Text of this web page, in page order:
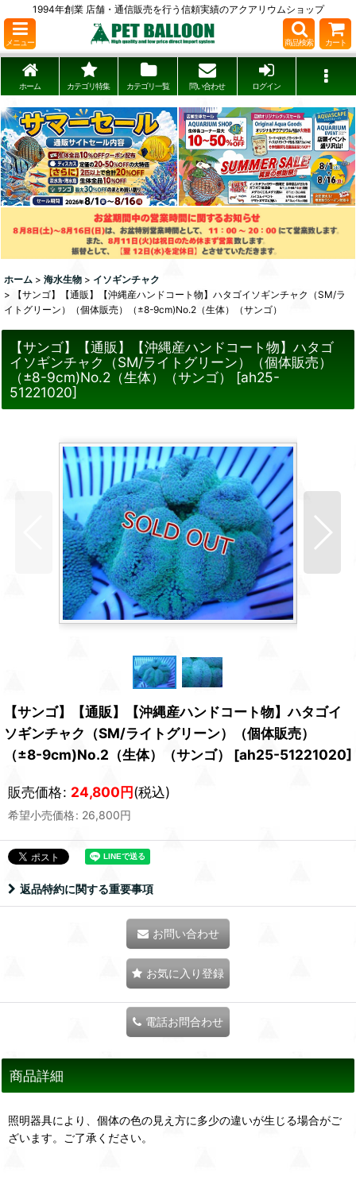
1994年創業 店舗・通信販売を行う信頼実績のアクアリウムショップ
メニュー 商品検索 カート
ホーム カテゴリ特集 カテゴリ一覧 問い合わせ ログイン
ホーム > 海水生物 > イソギンチャク
>
【サンゴ】【通販】【沖縄産ハンドコート物】ハタゴイソギンチャク（SM/ラ
イトグリーン）（個体販売）（±8-9cm)No.2（生体）（サンゴ）
【サンゴ】【通販】【沖縄産ハンドコート物】ハタゴ
イソギンチャク（SM/ライトグリーン）（個体販売）
（±8-9cm)No.2（生体）（サンゴ）
[ah25-
51221020]
【サンゴ】【通販】【沖縄産ハンドコート物】ハタゴイ
ソギンチャク（SM/ライトグリーン）（個体販売）
（±8-9cm)No.2（生体）（サンゴ）
[ah25-51221020]
販売価格: 24,800円(税込)
希望小売価格: 26,800円
返品特約に関する重要事項
お問い合わせ
お気に入り登録
電話お問合わせ
商品詳細
照明器具により、個体の色の見え方に多少の違いが生じる場合がご
ざいます。ご了承ください。